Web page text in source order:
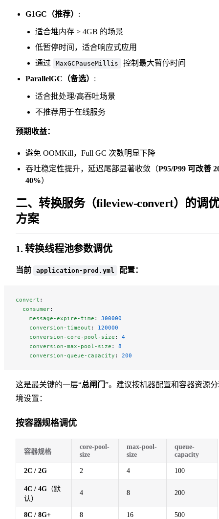
G1GC（推荐） :
适合堆内存 > 4GB 的场景
低暂停时间，适合响应式应用
通过
MaxGCPauseMillis
控制最大暂停时间
ParallelGC（备选） :
适合批处理/高吞吐场景
不推荐用于在线服务
预期收益：
避免 OOMKill，Full GC 次数明显下降
吞吐稳定性提升，延迟尾部显著收敛（P95/P99 可改善
40%）
二、转换服务（fileview-convert）的调
方案
1. 转换线程池参数调优
当前 application-prod.yml 配置：
convert :
  consumer
:
    message-expire-time
: 300000
    conversion-timeout
: 120000
    conversion-core-pool-size
: 4
    conversion-max-pool-size
: 8
    conversion-queue-capacity
: 200
这是最关键的一层“总闸门 ”。建议按机器配置和容器资源
境设置：
按容器规格调优
容器规格
core-pool-
size
max-pool-
size
queue-
capacity
2C / 2G 2 4 100
4C / 4G （默
认）
4 8 200
8C / 8G+ 8 16 500